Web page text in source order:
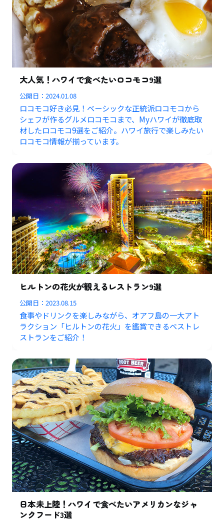
大人気！ハワイで食べたいロコモコ9選
公開日：2024.01.08
ロコモコ好き必見！ベーシックな正統派ロコモコから
シェフが作るグルメロコモコまで、Myハワイが徹底取
材したロコモコ9選をご紹介。ハワイ旅行で楽しみたい
ロコモコ情報が揃っています。
ヒルトンの花火が観えるレストラン9選
公開日：2023.08.15
食事やドリンクを楽しみながら、オアフ島の一大アト
ラクション「ヒルトンの花火」を鑑賞できるベストレ
ストランをご紹介！
日本未上陸！ハワイで食べたいアメリカンなジャ
ンクフード3選